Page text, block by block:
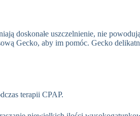
doskonałe uszczelnienie, nie
Gecko, aby im pomóc. Gecko
terapii CPAP.